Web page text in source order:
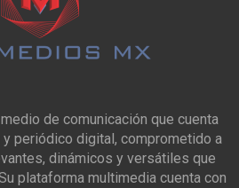
de comunicación que cuenta
periódico digital, comprometido a
dinámicos y versátiles que
plataforma multimedia cuenta con